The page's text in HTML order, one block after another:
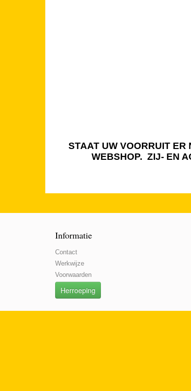
STAAT UW VOORRUIT
WEBSHOP. ZIJ- EN
Informatie
Contact
Werkwijze
Voorwaarden
Herroeping